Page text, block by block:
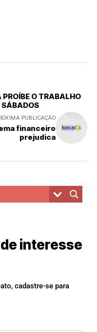
O TRABALHO
SÁBADOS
PUBLICAÇÃO
financeiro
prejudica
interesse
cadastre-se para